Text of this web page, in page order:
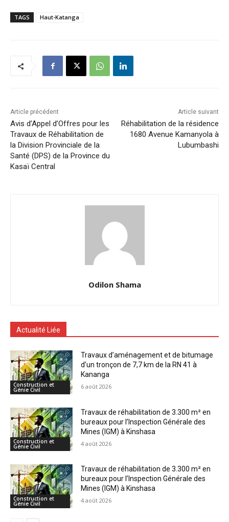
TAGS Haut-Katanga
Article précédent
Avis d’Appel d’Offres pour les
Travaux de Réhabilitation de
la Division Provinciale de la
Santé (DPS) de la Province du
Kasaï Central
Article suivant
Réhabilitation de la résidence
1680 Avenue Kamanyola à
Lubumbashi
Odilon Shama
Actualité Liée
Construction et
Génie Civil
Travaux d’aménagement et de bitumage
d’un tronçon de 7,7 km de la RN 41 à
Kananga
6 août 2026
Construction et
Génie Civil
Travaux de réhabilitation de 3.300 m² en
bureaux pour l’Inspection Générale des
Mines (IGM) à Kinshasa
4 août 2026
Construction et
Génie Civil
Travaux de réhabilitation de 3.300 m² en
bureaux pour l’Inspection Générale des
Mines (IGM) à Kinshasa
4 août 2026